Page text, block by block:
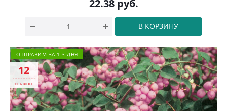
22.38руб.
В КОРЗИНУ
ОТПРАВИМ ЗА 1-3 ДНЯ
12
осталось